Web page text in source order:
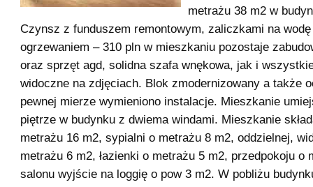
metrażu 38 m2 w
Czynsz z funduszem remontowym, zaliczkami na
ogrzewaniem – 310 pln w mieszkaniu pozostaje
oraz sprzęt agd, solidna szafa wnękowa, jak i
widoczne na zdjęciach. Blok zmodernizowany a także
pewnej mierze wymieniono instalacje. Mieszkanie
piętrze w budynku z dwiema windami. Mieszkanie
metrażu 16 m2, sypialni o metrażu 8 m2, oddzielnej,
metrażu 6 m2, łazienki o metrażu 5 m2, przedpokoju o
salonu wyjście na loggię o pow 3 m2. W pobliżu